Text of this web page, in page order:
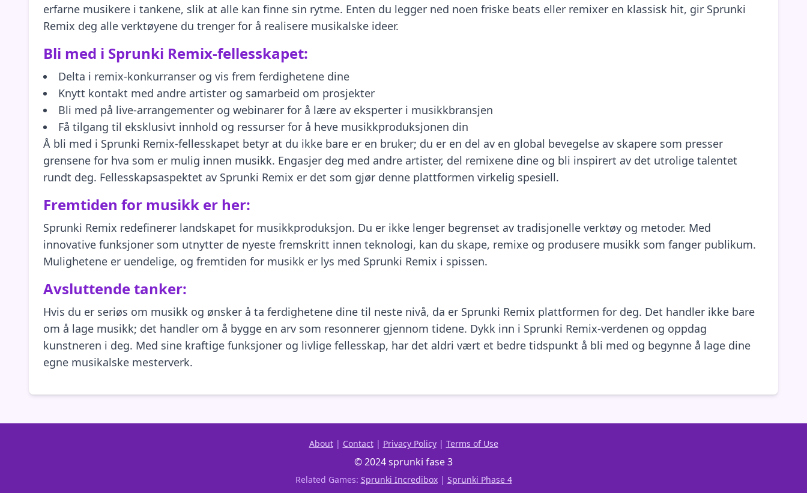
erfarne musikere i tankene, slik at alle kan finne sin rytme. Enten du legger ned noen friske beats eller remixer en klassisk hit, gir Sprunki
Remix deg alle verktøyene du trenger for å realisere musikalske ideer.
Bli med i Sprunki Remix-fellesskapet:
Delta i remix-konkurranser og vis frem ferdighetene dine
Knytt kontakt med andre artister og samarbeid om prosjekter
Bli med på live-arrangementer og webinarer for å lære av eksperter i musikkbransjen
Få tilgang til eksklusivt innhold og ressurser for å heve musikkproduksjonen din
Å bli med i Sprunki Remix-fellesskapet betyr at du ikke bare er en bruker; du er en del av en global bevegelse av skapere som presser
grensene for hva som er mulig innen musikk. Engasjer deg med andre artister, del remixene dine og bli inspirert av det utrolige talentet
rundt deg. Fellesskapsaspektet av Sprunki Remix er det som gjør denne plattformen virkelig spesiell.
Fremtiden for musikk er her:
Sprunki Remix redefinerer landskapet for musikkproduksjon. Du er ikke lenger begrenset av tradisjonelle verktøy og metoder. Med
innovative funksjoner som utnytter de nyeste fremskritt innen teknologi, kan du skape, remixe og produsere musikk som fanger publikum.
Mulighetene er uendelige, og fremtiden for musikk er lys med Sprunki Remix i spissen.
Avsluttende tanker:
Hvis du er seriøs om musikk og ønsker å ta ferdighetene dine til neste nivå, da er Sprunki Remix plattformen for deg. Det handler ikke bare
om å lage musikk; det handler om å bygge en arv som resonnerer gjennom tidene. Dykk inn i Sprunki Remix-verdenen og oppdag
kunstneren i deg. Med sine kraftige funksjoner og livlige fellesskap, har det aldri vært et bedre tidspunkt å bli med og begynne å lage dine
egne musikalske mesterverk.
About| Contact| Privacy Policy| Terms of Use
© 2024 sprunki fase 3
Related Games: Sprunki Incredibox| Sprunki Phase 4